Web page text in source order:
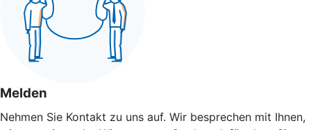
Melden
Nehmen Sie Kontakt zu uns auf. Wir besprechen mit Ihnen,